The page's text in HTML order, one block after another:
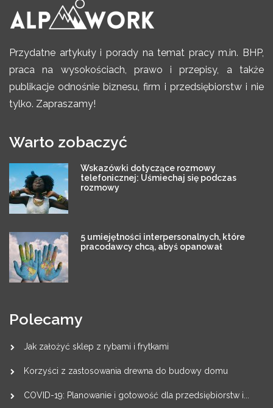
Przydatne artykuły i porady na temat pracy m.in. BHP,
praca na wysokościach, prawo i przepisy, a także
publikacje odnośnie biznesu, firm i przedsiębiorstw i nie
tylko. Zapraszamy!
Warto zobaczyć
Wskazówki dotyczące rozmowy
telefonicznej: Uśmiechaj się podczas
rozmowy
5 umiejętności interpersonalnych, które
pracodawcy chcą, abyś opanował
Polecamy
Jak założyć sklep z rybami i frytkami
Korzyści z zastosowania drewna do budowy domu
COVID-19: Planowanie i gotowość dla przedsiębiorstw i...